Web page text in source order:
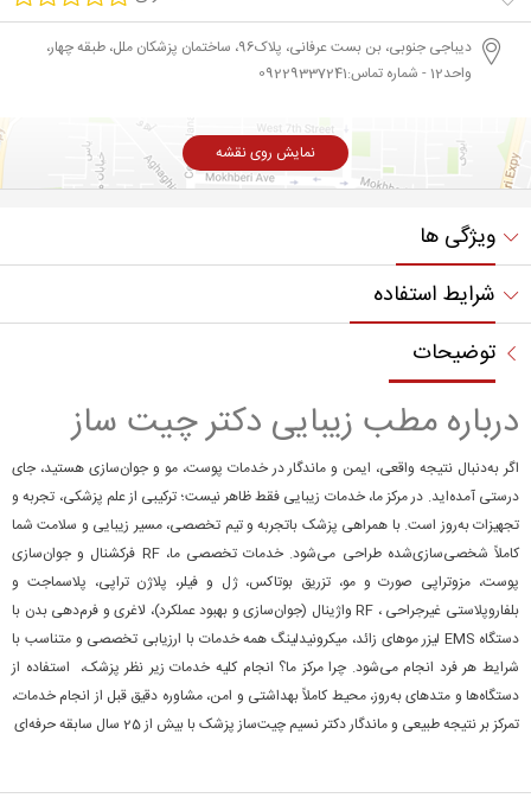
دیباجی جنوبی، بن بست عرفانی، پلاک96، ساختمان پزشکان ملل، طبقه چهار،
واحد12 - شماره تماس:09229337241
نمایش روی نقشه
ویژگی ها
شرایط استفاده
توضیحات
درباره مطب زیبایی دکتر چیت ساز
اگر به‌دنبال نتیجه واقعی، ایمن و ماندگار در خدمات پوست، مو و جوان‌سازی هستید، جای
درستی آمده‌اید. در مرکز ما، خدمات زیبایی فقط ظاهر نیست؛ ترکیبی از علم پزشکی، تجربه و
تجهیزات به‌روز است. با همراهی پزشک با‌تجربه و تیم تخصصی، مسیر زیبایی و سلامت شما
کاملاً شخصی‌سازی‌شده طراحی می‌شود. خدمات تخصصی ما، RF فرکشنال و جوان‌سازی
پوست، مزوتراپی صورت و مو، تزریق بوتاکس، ژل و فیلر، پلاژن تراپی، پلاسماجت و
بلفاروپلاستی غیرجراحی ، RF واژینال (جوان‌سازی و بهبود عملکرد)، لاغری و فرم‌دهی بدن با
دستگاه EMS لیزر موهای زائد، میکرونیدلینگ همه خدمات با ارزیابی تخصصی و متناسب با
شرایط هر فرد انجام می‌شود. چرا مرکز ما؟ انجام کلیه خدمات زیر نظر پزشک، استفاده از
دستگاه‌ها و متدهای به‌روز، محیط کاملاً بهداشتی و امن، مشاوره دقیق قبل از انجام خدمات،
تمرکز بر نتیجه طبیعی و ماندگار دکتر نسیم چیت‌ساز پزشک با بیش از 25 سال سابقه حرفه‌ای